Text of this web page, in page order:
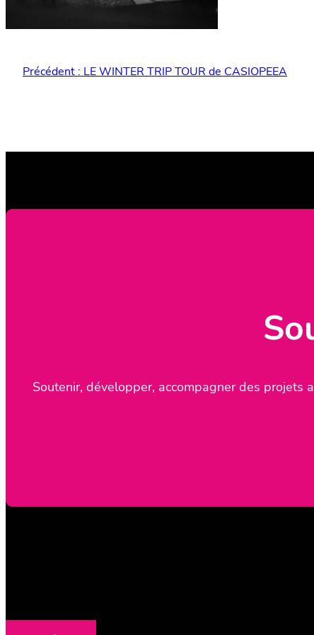
Précédent : LE WINTER TRIP TOUR de CASIOPEEA
Soutenir, développer, accompagner des projets